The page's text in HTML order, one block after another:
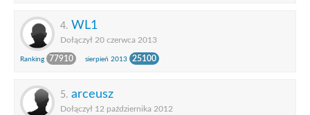
4. WL1
Dołączył 20 czerwca 2013
Ranking 77910 sierpień 2013 25100
5. arceusz
Dołączył 12 października 2012